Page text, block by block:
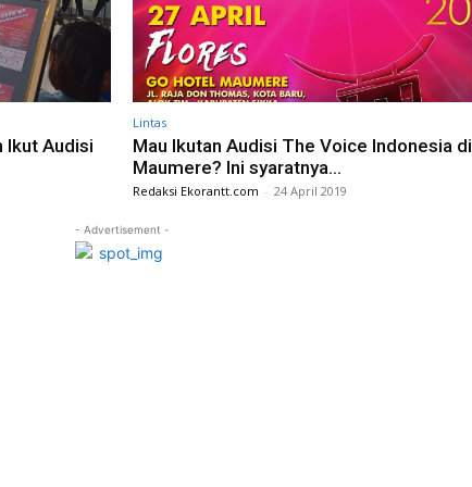
Ikut Audisi
Lintas
Mau Ikutan Audisi The Voice Indonesia di
Maumere? Ini syaratnya…
Redaksi Ekorantt.com - 24 April 2019
- Advertisement -